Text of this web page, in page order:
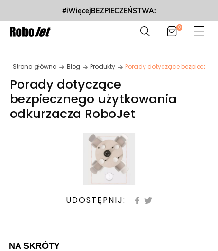
#iWięcejBEZPIECZEŃSTWA:
0
Strona główna Blog Produkty Porady dotyczące
Porady dotyczące
bezpiecznego użytkowania
odkurzacza RoboJet
UDOSTĘPNIJ:
NA SKRÓTY